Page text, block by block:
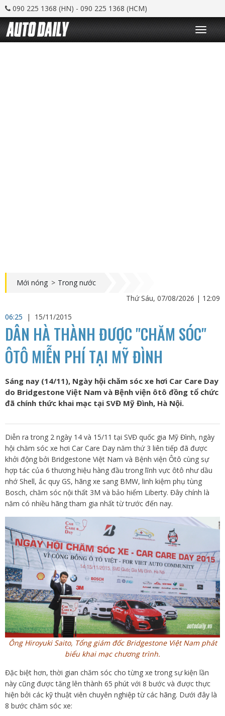
090 225 1368 (HN) - 090 225 1368 (HCM)
T
o
g
Mới nóng > Trong nước
Thứ Sáu, 07/08/2026 | 12:09
06:25
| 15/11/2015
DÂN HÀ THÀNH ĐƯỢC "CHĂM SÓC"
ÔTÔ MIỄN PHÍ TẠI MỸ ĐÌNH
Sáng nay (14/11), Ngày hội chăm sóc xe hơi Car Care Day
do Bridgestone Việt Nam và Bệnh viện ôtô đồng tổ chức
đã chính thức khai mạc tại SVĐ Mỹ Đình, Hà Nội.
Diễn ra trong 2 ngày 14 và 15/11 tại SVĐ quốc gia Mỹ Đình, ngày
hội chăm sóc xe hơi Car Care Day năm thứ 3 liên tiếp đã được
khởi động bởi Bridgestone Việt Nam và Bệnh viện Ôtô cùng sự
hợp tác của 6 thương hiệu hàng đầu trong lĩnh vực ôtô như dầu
nhớ Shell, ắc quy GS, hãng xe sang BMW, linh kiệm phụ tùng
Bosch, chăm sóc nội thất 3M và bảo hiểm Liberty. Đây chính là
năm có nhiều hãng tham gia nhất từ trước đến nay.
Ông Hiroyuki Saito, Tổng giám đốc Bridgestone Việt Nam phát
biểu khai mạc chương trình.
Đặc biệt hơn, thời gian chăm sóc cho từng xe trong sự kiện lần
này cũng được tăng lên thành 65 phút với 8 bước và được thực
hiện bởi các kỹ thuật viên chuyên nghiệp từ các hãng. Dưới đây là
8 bước chăm sóc xe: